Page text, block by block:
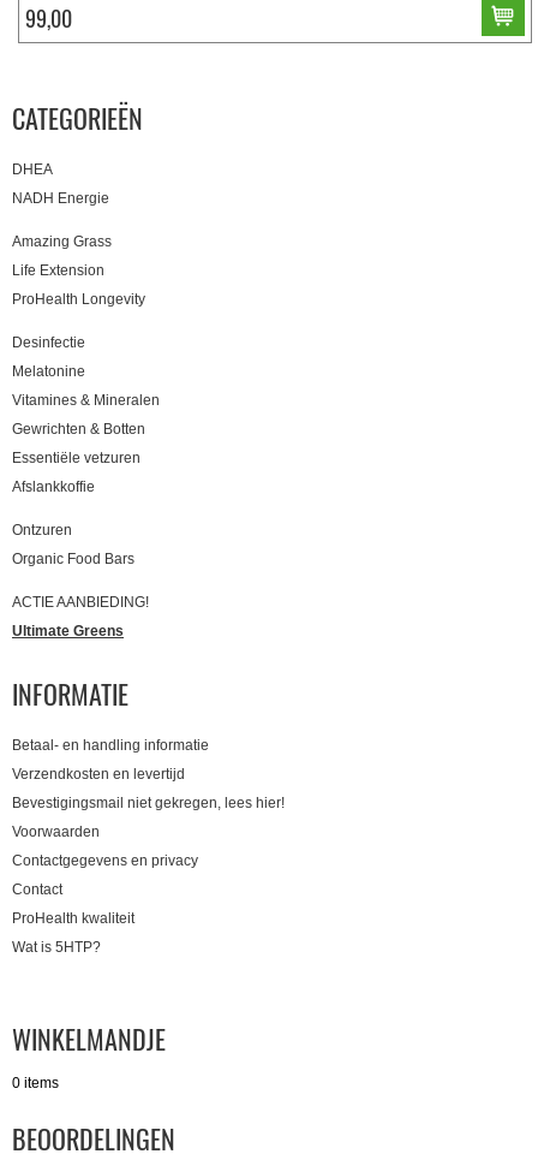
CATEGORIEËN
DHEA
NADH Energie
Amazing Grass
Life Extension
ProHealth Longevity
Desinfectie
Melatonine
Vitamines & Mineralen
Gewrichten & Botten
Essentiële vetzuren
Afslankkoffie
Ontzuren
Organic Food Bars
ACTIE AANBIEDING!
Ultimate Greens
INFORMATIE
Betaal- en handling informatie
Verzendkosten en levertijd
Bevestigingsmail niet gekregen, lees hier!
Voorwaarden
Contactgegevens en privacy
Contact
ProHealth kwaliteit
Wat is 5HTP?
99,00
WINKELMANDJE
0 items
BEOORDELINGEN